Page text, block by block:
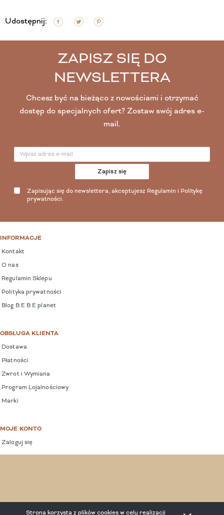
Strona korzysta z plików cookies w celu realizacji
Udostępnij:
ZAPISZ SIĘ DO
NEWSLETTERA
Chcesz być na bieżąco z nowościami i otrzymać
dostęp do specjalnych ofert? Zostaw swój adres e-
mail.
Zapisz się
Zapisując się do newslettera, akceptujesz Regulamin i Politykę
prywatności.
INFORMACJE
Kontakt
O nas
Regulamin Sklepu
Polityka prywatności
Blog B E B E planet
OBSŁUGA KLIENTA
Dostawa
Płatności
Zwrot i Wymiana
Program Lojalnościowy
Marki
MOJE KONTO
Zaloguj się
COPYRIGHT © 2025 BEBEPLANET.